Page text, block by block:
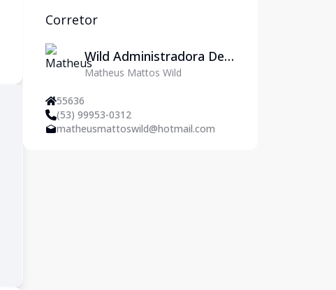
Corretor
Wild Administradora De
Imóveis Ltda
Matheus Mattos Wild
55636
(53) 99953-0312
matheusmattoswild@hotmail.com